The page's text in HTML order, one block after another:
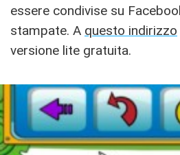
essere condivise su
stampate. A questo indirizzo
versione lite gratuita.